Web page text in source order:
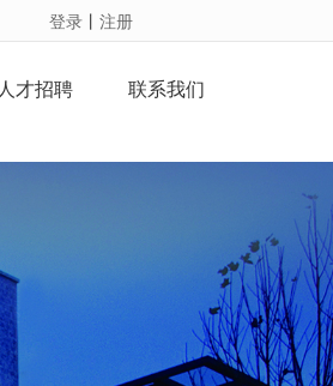
登录 丨 注册
人才招聘 联系我们